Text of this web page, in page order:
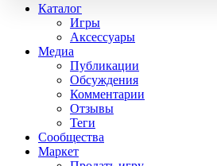
Каталог
Игры
Аксессуары
Медиа
Публикации
Обсуждения
Комментарии
Отзывы
Теги
Сообщества
Маркет